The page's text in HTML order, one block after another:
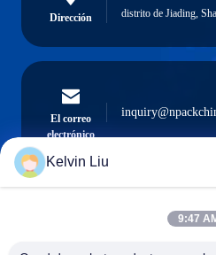
Dirección
distrito de Jiading,
El correo
electrónico
0086-21-66035560
Kelvin Liu
9:47